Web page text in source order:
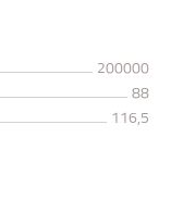
200000
88
116,5